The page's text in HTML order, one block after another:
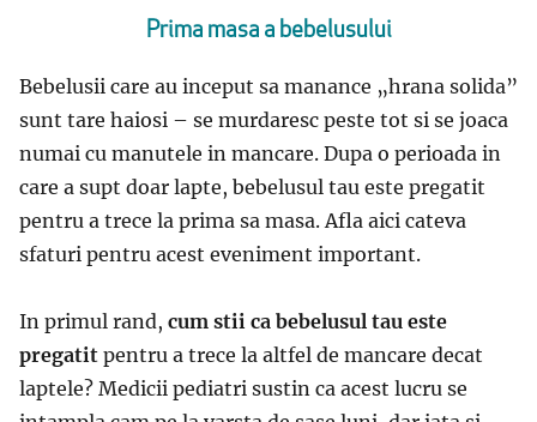
Prima masa a bebelusului
Bebelusii care au inceput sa manance „hrana solida”
sunt tare haiosi – se murdaresc peste tot si se joaca
numai cu manutele in mancare. Dupa o perioada in
care a supt doar lapte, bebelusul tau este pregatit
pentru a trece la prima sa masa. Afla aici cateva
sfaturi pentru acest eveniment important.
In primul rand, cum stii ca bebelusul tau este
pregatit pentru a trece la altfel de mancare decat
laptele? Medicii pediatri sustin ca acest lucru se